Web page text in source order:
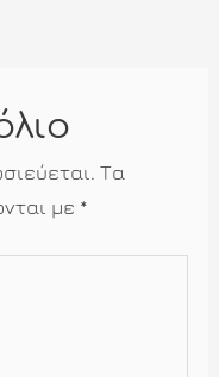
Τα
με *